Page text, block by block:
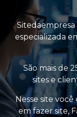
Sitedaempresa
especializada
São mais de
sites e
Nesse site
em fazer site,